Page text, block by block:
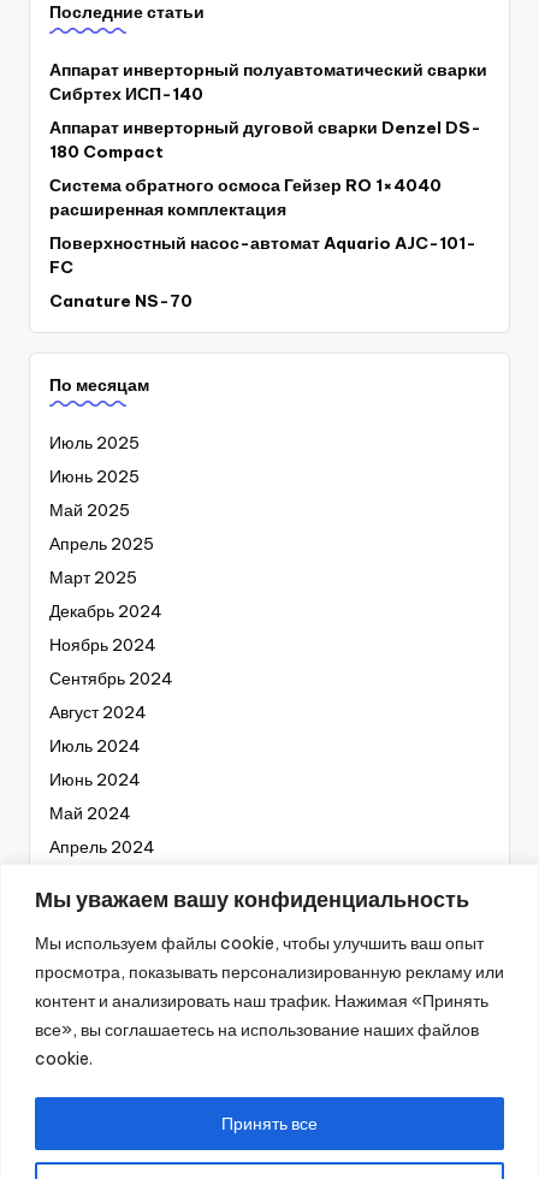
Мы уважаем вашу конфиденциальность
Мы используем файлы cookie, чтобы улучшить ваш опыт
просмотра, показывать персонализированную рекламу или
контент и анализировать наш трафик. Нажимая «Принять
все», вы соглашаетесь на использование наших файлов
cookie.
Принять все
Последние статьи
Аппарат инверторный полуавтоматический сварки
Сибртех ИСП-140
Аппарат инверторный дуговой сварки Denzel DS-
180 Compact
Система обратного осмоса Гейзер RO 1×4040
расширенная комплектация
Поверхностный насос-автомат Aquario AJC-101-
FC
Canature NS-70
По месяцам
Июль 2025
Июнь 2025
Май 2025
Апрель 2025
Март 2025
Декабрь 2024
Ноябрь 2024
Сентябрь 2024
Август 2024
Июль 2024
Июнь 2024
Май 2024
Апрель 2024
Февраль 2024
Январь 2024
Декабрь 2023
Октябрь 2023